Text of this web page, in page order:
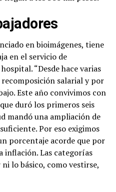
en bioimágenes, tiene
en el servicio de
“Desde hace varias
salarial y por
Este año convivimos con
duró los primeros seis
mandó una ampliación de
Por eso exigimos
porcentaje acorde que por
inflación. Las categorías
lo básico, como vestirse,